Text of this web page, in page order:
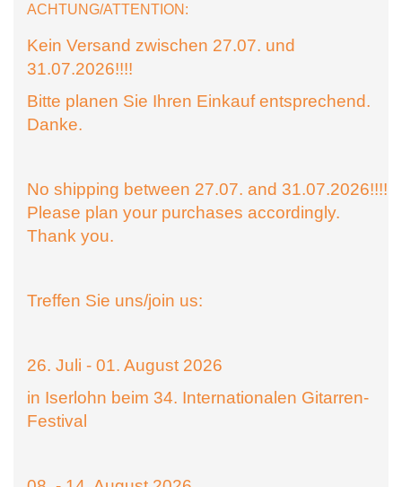
ACHTUNG/ATTENTION:
Kein Versand zwischen 27.07. und
31.07.2026!!!!
Bitte planen Sie Ihren Einkauf entsprechend.
Danke.
No shipping between 27.07. and 31.07.2026!!!!
Please plan your purchases accordingly.
Thank you.
Treffen Sie uns/join us:
26. Juli - 01. August 2026
in Iserlohn beim 34. Internationalen Gitarren-
Festival